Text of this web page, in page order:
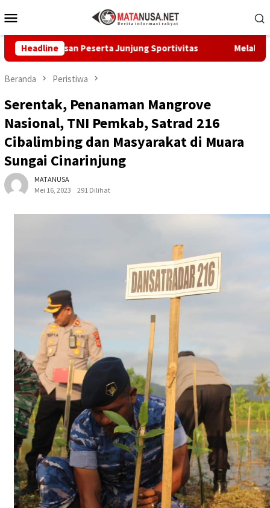
ke
Mobile
Headline
Pesan Peserta Junjung Sportivitas Melalui GEMA
Beranda Peristiwa
Serentak, Penanaman Mangrove
Nasional, TNI Pemkab, Satrad 216
Cibalimbing dan Masyarakat di Muara
Sungai Cinarinjung
MATANUSA
Mei 16, 2023
291 Dilihat